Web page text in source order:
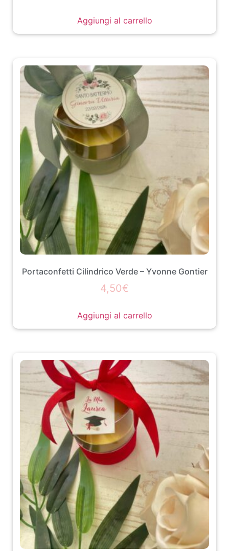
Aggiungi al carrello
Portaconfetti Cilindrico Verde – Yvonne Gontier
4,50€
Aggiungi al carrello